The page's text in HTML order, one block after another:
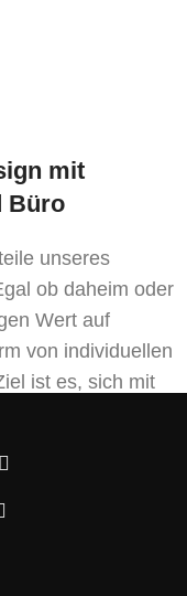
mit
Büro
unseres
ob daheim oder
Wert auf
von individuellen
ist es, sich mit
Badezimmer